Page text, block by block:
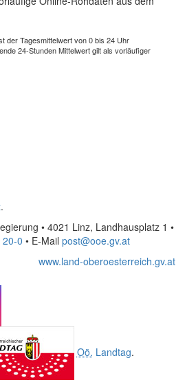
der Tagesmittelwert von 0 bis 24 Uhr
24-Stunden Mittelwert gilt als vorläufiger
.
• 4021 Linz, Landhausplatz 1 •
0 • E-Mail post@ooe.gv.at
www.land-oberoesterreich.gv.at
Oö. Landtag.